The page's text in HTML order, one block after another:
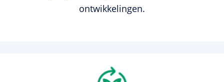
ontwikkelingen.